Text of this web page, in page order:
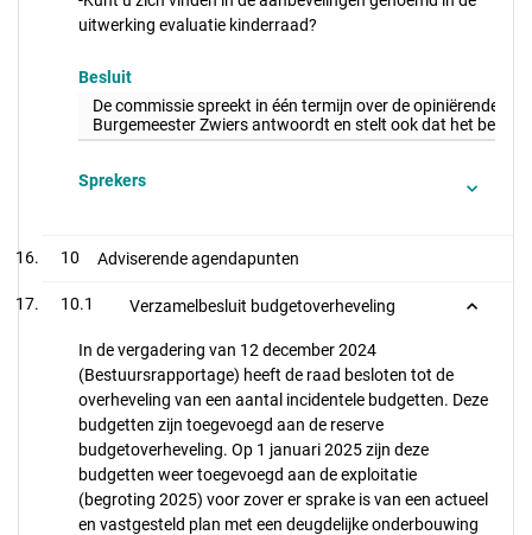
uitwerking evaluatie kinderraad?
Besluit
De commissie spreekt in één termijn over de opiniërende
Burgemeester Zwiers antwoordt en stelt ook dat het
Sprekers
10 Adviserende agendapunten
10.1 Verzamelbesluit budgetoverheveling
In de vergadering van 12 december 2024
(Bestuursrapportage) heeft de raad besloten tot de
overheveling van een aantal incidentele budgetten. Deze
budgetten zijn toegevoegd aan de reserve
budgetoverheveling. Op 1 januari 2025 zijn deze
budgetten weer toegevoegd aan de exploitatie
(begroting 2025) voor zover er sprake is van een actueel
en vastgesteld plan met een deugdelijke onderbouwing